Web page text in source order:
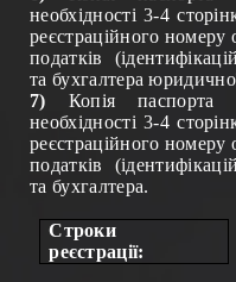
необхідності 3-4
реєстраційного номеру
податків
та бухгалтера
7) Копія
необхідності 3-4
реєстраційного номеру
податків
та бухгалтера.
Строки
реєстрації: